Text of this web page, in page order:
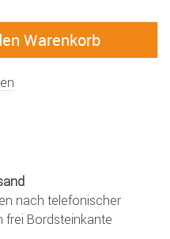
nach telefonischer
frei Bordsteinkante